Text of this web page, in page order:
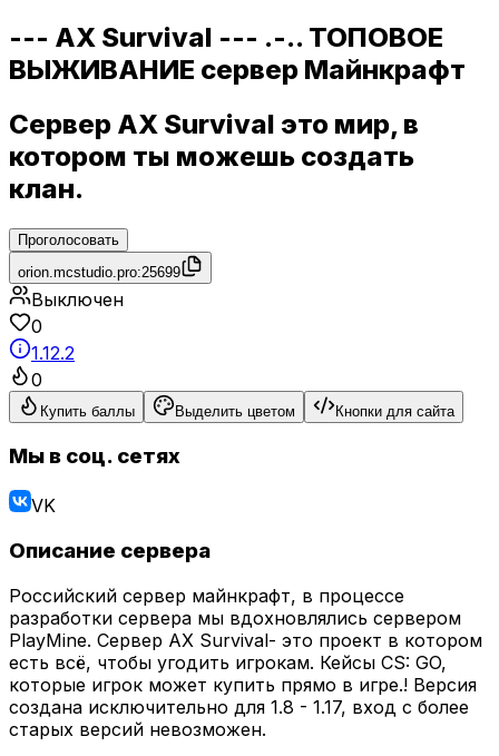
--- AX Survival --- .-.. ТОПОВОЕ
ВЫЖИВАНИЕ сервер Майнкрафт
Сервер AX Survival это мир, в
котором ты можешь создать
клан.
Проголосовать
orion.mcstudio.pro:25699
Выключен
0
1.12.2
0
Купить баллы Выделить цветом Кнопки для сайта
Мы в соц. сетях
VK
Описание сервера
Российский сервер майнкрафт, в процессе
разработки сервера мы вдохновлялись сервером
PlayMine. Сервер AX Survival- это проект в котором
есть всё, чтобы угодить игрокам. Кейсы CS: GO,
которые игрок может купить прямо в игре.! Версия
создана исключительно для 1.8 - 1.17, вход с более
старых версий невозможен.